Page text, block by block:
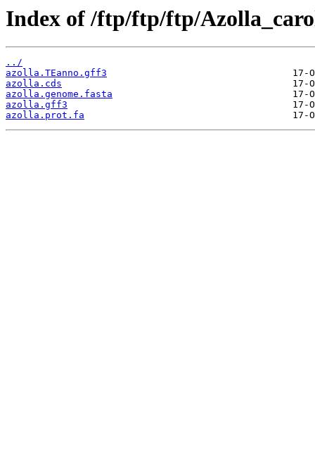
Index of /ftp/ftp/ftp/
../
azolla.TEanno.gff3
azolla.cds
azolla.genome.fasta
azolla.gff3
azolla.prot.fa